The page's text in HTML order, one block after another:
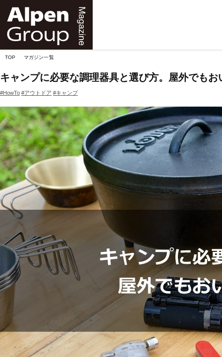
TOP マガジン一覧
キャンプに必要な調理器具と選び方。屋外でも
#HowTo #アウトドア #キャンプ